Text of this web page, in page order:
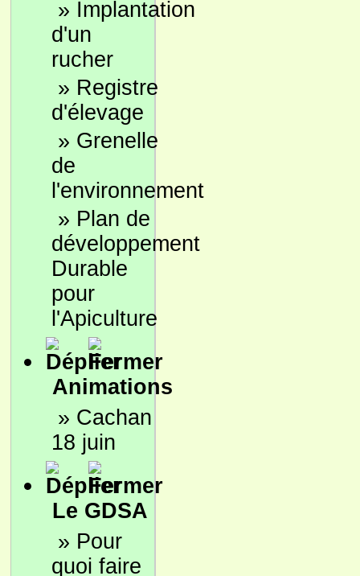
» Implantation
d'un
rucher
» Registre
d'élevage
» Grenelle
de
l'environnement
» Plan de
développement
Durable
pour
l'Apiculture
Animations
» Cachan
18 juin
Le GDSA
» Pour
quoi faire